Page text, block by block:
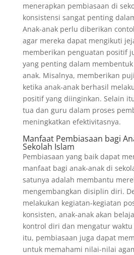
menerapkan pembiasaan di
konsistensi sangat penting
Anak-anak perlu diberikan
agar mereka dapat mengikuti
memberikan penguatan positif
yang penting dalam
anak. Misalnya, memberikan
ketika anak-anak berhasil
positif yang diinginkan. Selain
tua dan guru dalam proses
meningkatkan efektivitasnya.
Manfaat Pembiasaan bagi
Sekolah Islam
Pembiasaan yang baik dapat
manfaat bagi anak-anak di
satunya adalah membantu
mengembangkan disiplin diri.
melakukan kegiatan-kegiatan
konsisten, anak-anak akan
kontrol diri dan mengatur waktu
itu, pembiasaan juga dapat
untuk memahami nilai-nilai